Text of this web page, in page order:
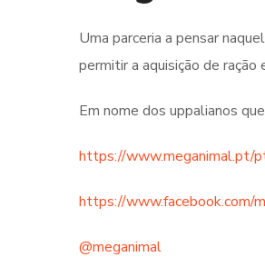
Uma parceria a pensar
permitir a aquisição de
Em nome dos uppalianos
https://www.meganimal.pt/
https://www.facebook.com/
@meganimal